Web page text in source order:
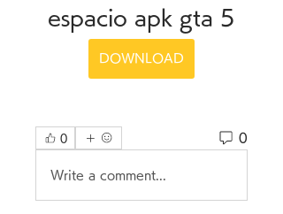
espacio apk gta 5
DOWNLOAD
0 0
Write a comment...